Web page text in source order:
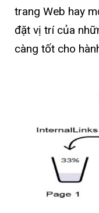
trang Web hay
đặt vị trí của
càng tốt cho